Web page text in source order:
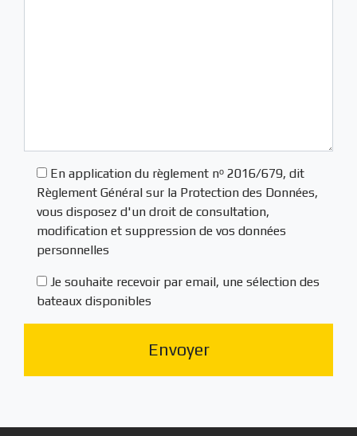
En application du règlement nᵒ 2016/679, dit
Règlement Général sur la Protection des Données,
vous disposez d'un droit de consultation,
modification et suppression de vos données
personnelles
Je souhaite recevoir par email, une sélection des
bateaux disponibles